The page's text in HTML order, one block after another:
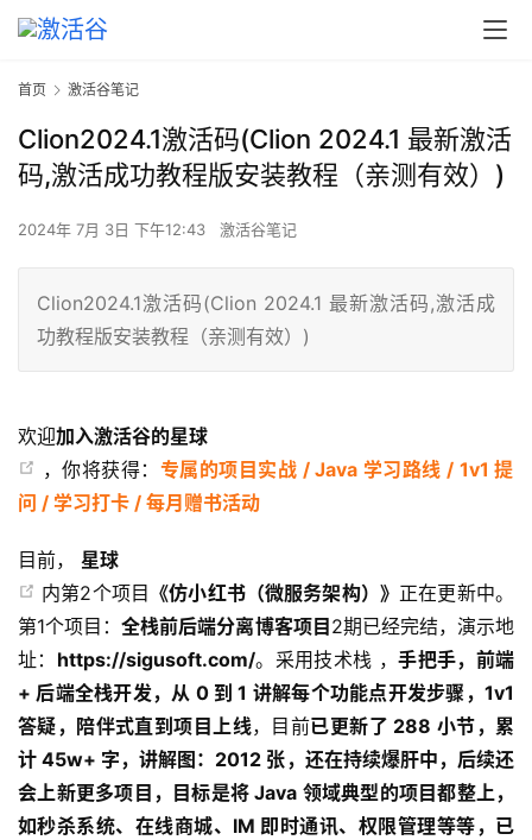
首页 激活谷笔记
Clion2024.1激活码(Clion 2024.1 最新激活
码,激活成功教程版安装教程（亲测有效）)
2024年 7月 3日 下午12:43 激活谷笔记
Clion2024.1激活码(Clion 2024.1 最新激活码,激活成
功教程版安装教程（亲测有效）)
欢迎加入激活谷的星球
，你将获得： 专属的项目实战 / Java 学习路线 / 1v1 提
问 / 学习打卡 / 每月赠书活动
目前， 星球
内第2个项目 《仿小红书（微服务架构）》 正在更新中。
第1个项目：全栈前后端分离博客项目 2期已经完结，演示地
址： https://sigusoft.com/。采用技术栈 ，手把手，前端
+ 后端全栈开发，从 0 到 1 讲解每个功能点开发步骤，1v1
答疑，陪伴式直到项目上线，目前已更新了 288 小节，累
计 45w+ 字，讲解图：2012 张，还在持续爆肝中，后续还
会上新更多项目，目标是将 Java 领域典型的项目都整上，
如秒杀系统、在线商城、IM 即时通讯、权限管理等等，已